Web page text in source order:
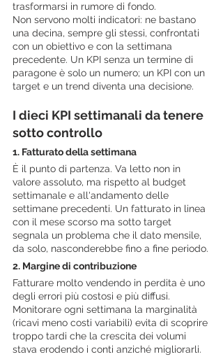
trasformarsi in rumore di fondo.
Non servono molti indicatori: ne bastano
una decina, sempre gli stessi, confrontati
con un obiettivo e con la settimana
precedente. Un KPI senza un termine di
paragone è solo un numero; un KPI con un
target e un trend diventa una decisione.
I dieci KPI settimanali da tenere
sotto controllo
1. Fatturato della settimana
È il punto di partenza. Va letto non in
valore assoluto, ma rispetto al budget
settimanale e all'andamento delle
settimane precedenti. Un fatturato in linea
con il mese scorso ma sotto target
segnala un problema che il dato mensile,
da solo, nasconderebbe fino a fine periodo.
2. Margine di contribuzione
Fatturare molto vendendo in perdita è uno
degli errori più costosi e più diffusi.
Monitorare ogni settimana la marginalità
(ricavi meno costi variabili) evita di scoprire
troppo tardi che la crescita dei volumi
stava erodendo i conti anziché migliorarli.